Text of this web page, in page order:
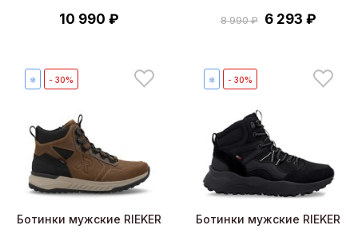
10 990 ₽ 8 990 ₽ 6 293 ₽
❄ - 30%
Ботинки мужские RIEKER
❄ - 30%
Ботинки мужские RIEKER